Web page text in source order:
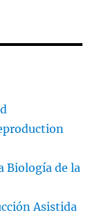
Biología de la
Asistida